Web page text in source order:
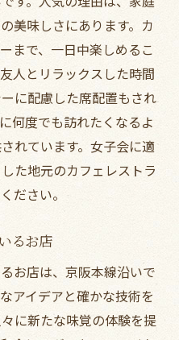
美味しさにあります。カ
まで、一日中楽しめるこ
人とリラックスした時間
に配慮した席配置もされ
何度でも訪れたくなるよ
れています。女子会に適
た地元のカフェレストラ
ださい。
るお店
お店は、京阪本線沿いで
アイデアと確かな技術を
に新たな味覚の体験を提